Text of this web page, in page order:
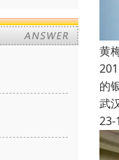
黄
的
武
23-